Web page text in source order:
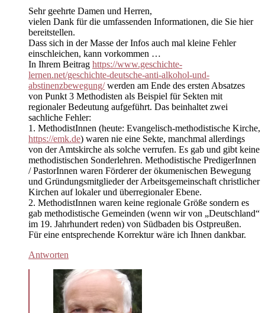
Sehr geehrte Damen und Herren,
vielen Dank für die umfassenden Informationen, die Sie hier
bereitstellen.
Dass sich in der Masse der Infos auch mal kleine Fehler
einschleichen, kann vorkommen …
In Ihrem Beitrag https://www.geschichte-
lernen.net/geschichte-deutsche-anti-alkohol-und-
abstinenzbewegung/werden am Ende des ersten Absatzes
von Punkt 3 Methodisten als Beispiel für Sekten mit
regionaler Bedeutung aufgeführt. Das beinhaltet zwei
sachliche Fehler:
1. MethodistInnen (heute: Evangelisch-methodistische Kirche,
https://emk.de) waren nie eine Sekte, manchmal allerdings
von der Amtskirche als solche verrufen. Es gab und gibt keine
methodistischen Sonderlehren. Methodistische PredigerInnen
/ PastorInnen waren Förderer der ökumenischen Bewegung
und Gründungsmitglieder der Arbeitsgemeinschaft christlicher
Kirchen auf lokaler und überregionaler Ebene.
2. MethodistInnen waren keine regionale Größe sondern es
gab methodistische Gemeinden (wenn wir von „Deutschland“
im 19. Jahrhundert reden) von Südbaden bis Ostpreußen.
Für eine entsprechende Korrektur wäre ich Ihnen dankbar.
Antworten